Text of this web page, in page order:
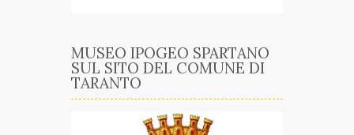
MUSEO IPOGEO SPARTANO
SUL SITO DEL COMUNE DI
TARANTO